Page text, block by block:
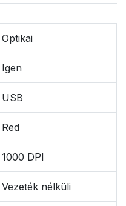
Optikai
Igen
USB
Red
1000 DPI
Vezeték nélküli